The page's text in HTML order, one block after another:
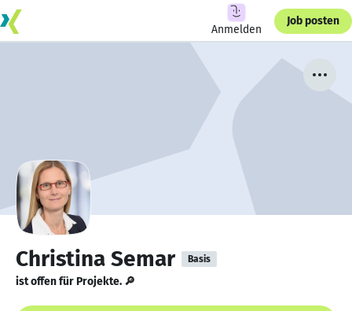
Anmelden
Job posten
Christina Semar Basis
ist offen für Projekte. 🔎